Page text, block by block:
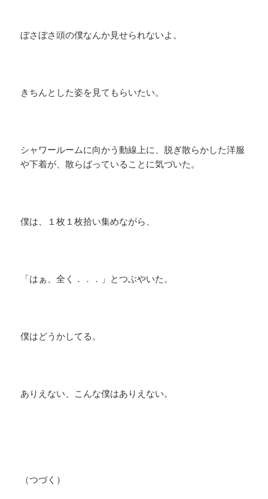
ぼさぼさ頭の僕なんか見せられないよ。
​きちんとした姿を見てもらいたい。
シャワールームに向かう動線上に、脱ぎ散らかした洋服
や下着が、散らばっていることに気づいた。
僕は、１枚１枚拾い集めながら、
「はぁ、全く．．．」とつぶやいた。
僕はどうかしてる。
ありえない、こんな僕はありえない。
（つづく）